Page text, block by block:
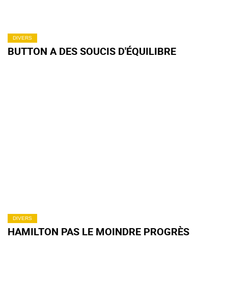
DIVERS
BUTTON A DES SOUCIS D'ÉQUILIBRE
DIVERS
HAMILTON PAS LE MOINDRE PROGRÈS